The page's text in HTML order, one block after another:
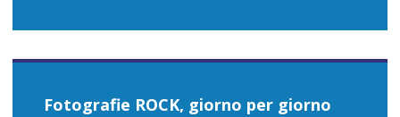
Fotografie ROCK, giorno per giorno